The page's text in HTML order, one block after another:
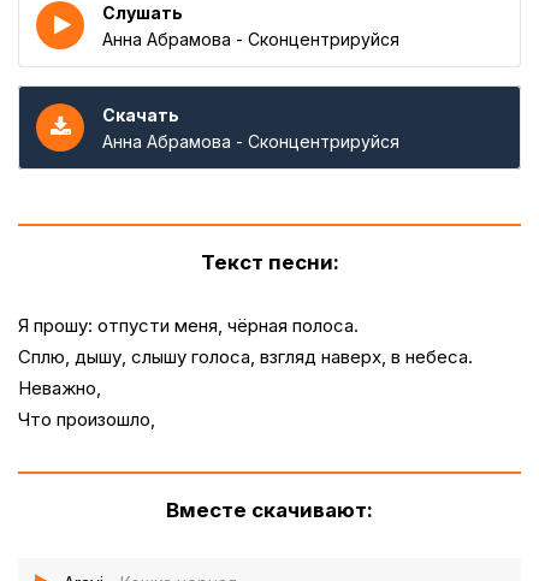
Слушать
Анна Абрамова - Сконцентрируйся
Скачать
Анна Абрамова - Сконцентрируйся
Текст песни:
Я прошу: отпусти меня, чёрная полоса.
Сплю, дышу, слышу голоса, взгляд наверх, в небеса.
Неважно,
Что произошло,
Вместе скачивают: